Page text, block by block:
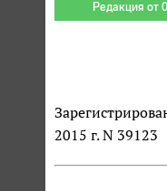
Редакция от
2015 г. N 39123